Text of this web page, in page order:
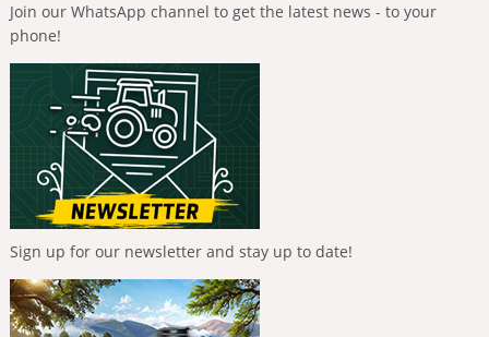
Join our WhatsApp channel to get the latest news - to your
phone!
Sign up for our newsletter and stay up to date!